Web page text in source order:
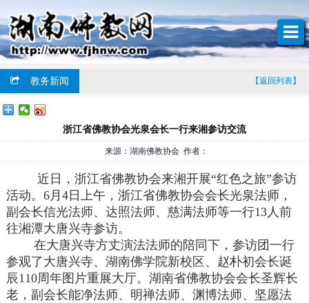
教务新闻 【返回列表】
浙江省佛教协会光泉会长一行来湘参访交流
来源：湖南佛教协会 作者：
近日，浙江省佛教协会来湘开展“红色之旅”参访
活动。6月4日上午，浙江省佛教协会会长光泉法师，
副会长信光法师、达照法师、慈满法师等一行13人前
往湘潭大唐兴寺参访。
在大唐兴寺方丈演法法师的陪同下，参访团一行
参观了大唐兴寺、湖南佛学院新校区、赵朴初会长诞
辰110周年图片重展大厅。湖南省佛教协会会长圣辉长
老，副会长能净法师、明禅法师、渊博法师、坚愿法